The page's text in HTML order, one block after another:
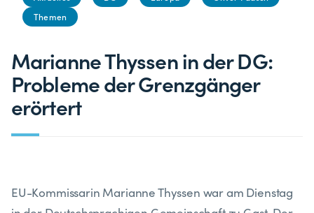
Themen
Marianne Thyssen in der DG:
Probleme der Grenzgänger
erörtert
EU-Kommissarin Marianne Thyssen war am Dienstag